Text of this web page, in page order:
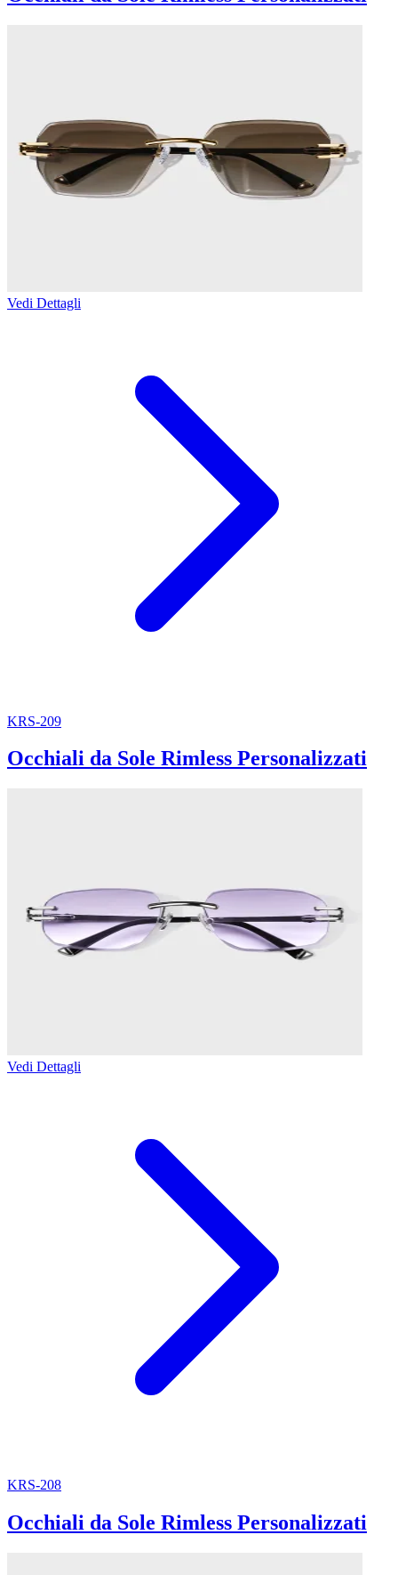
Vedi Dettagli
KRS-209
Occhiali da Sole Rimless Personalizzati
Vedi Dettagli
KRS-208
Occhiali da Sole Rimless Personalizzati